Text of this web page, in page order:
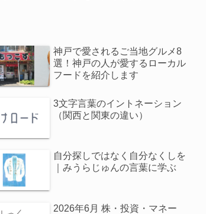
神戸で愛されるご当地グルメ8
選！神戸の人が愛するローカル
フードを紹介します
3文字言葉のイントネーション
（関西と関東の違い）
自分探しではなく自分なくしを
｜みうらじゅんの言葉に学ぶ
2026年6月 株・投資・マネー